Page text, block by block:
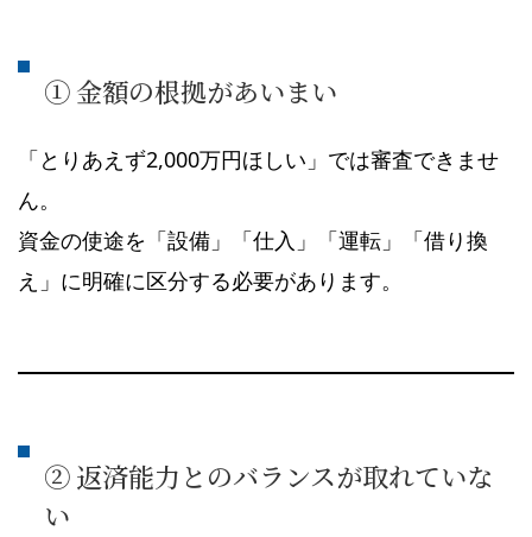
① 金額の根拠があいまい
「とりあえず2,000万円ほしい」では審査できませ
ん。
資金の使途を「設備」「仕入」「運転」「借り換
え」に明確に区分する必要があります。
② 返済能力とのバランスが取れていな
い